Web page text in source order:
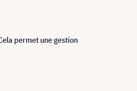
permet une gestion